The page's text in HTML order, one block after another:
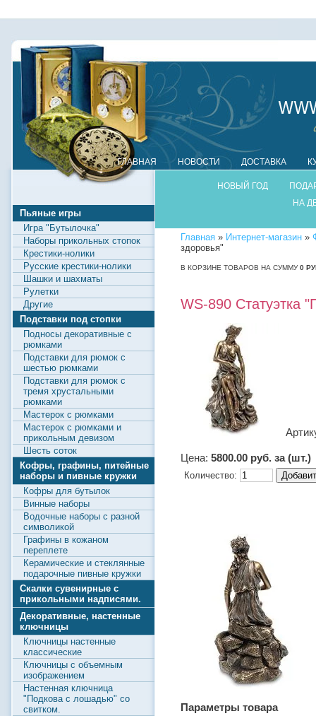
ГЛАВНАЯ НОВОСТИ ДОСТАВКА
НОВЫЙ ГОД
НА
Главная » Интернет-магазин »
здоровья"
В КОРЗИНЕ ТОВАРОВ НА СУММУ0
WS-890 Статуэтка
Цена: 5800.00 руб. за (шт.)
Количество:
Параметры товара
Пьяные игры
Игра "Бутылочка"
Наборы прикольных стопок
Крестики-нолики
Русские крестики-нолики
Шашки и шахматы
Рулетки
Другие
Подставки под стопки
Подносы декоративные с
рюмками
Подставки для рюмок с
шестью рюмками
Подставки для рюмок с
тремя хрустальными
рюмками
Мастерок с рюмками
Мастерок с рюмками и
прикольным девизом
Шесть соток
Кофры, графины, питейные
наборы и пивные кружки
Кофры для бутылок
Винные наборы
Водочные наборы с разной
символикой
Графины в кожаном
переплете
Керамические и стеклянные
подарочные пивные кружки
Скалки сувенирные с
прикольными надписями.
Декоративные, настенные
ключницы
Ключницы настенные
классические
Ключницы с объемным
изображением
Настенная ключница
"Подкова с лошадью" со
свитком.